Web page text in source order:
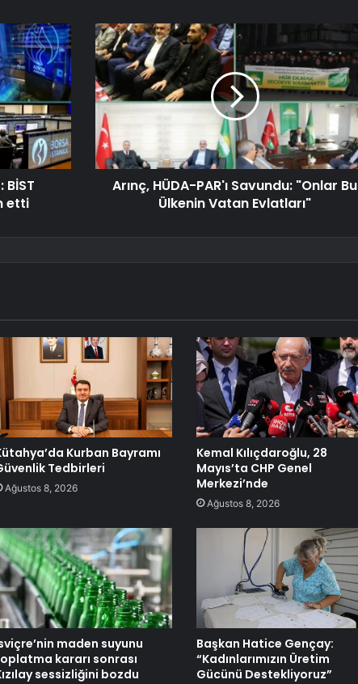
etti
Arınç, HÜDA-PAR'ı Savundu: "Onlar Bu
Ülkenin Vatan Evlatları"
Kurban Bayramı
Tedbirleri
Ağustos 8, 2026
Kemal Kılıçdaroğlu, 28
Mayıs’ta CHP Genel
Merkezi’nde
Ağustos 8, 2026
maden suyunu
kararı sonrası
sessizliğini bozdu
Başkan Hatice Gençay:
“Kadınlarımızın Üretim
Gücünü Destekliyoruz”